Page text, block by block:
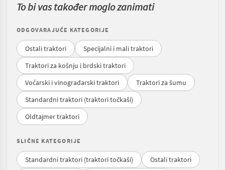
To bi vas također moglo zanimati
ODGOVARAJUĆE KATEGORIJE
Ostali traktori
Specijalni i mali traktori
Traktori za košnju i brdski traktori
Voćarski i vinogradarski traktori
Traktori za šumu
Standardni traktori (traktori točkaši)
Oldtajmer traktori
SLIČNE KATEGORIJE
Standardni traktori (traktori točkaši)
Ostali traktori